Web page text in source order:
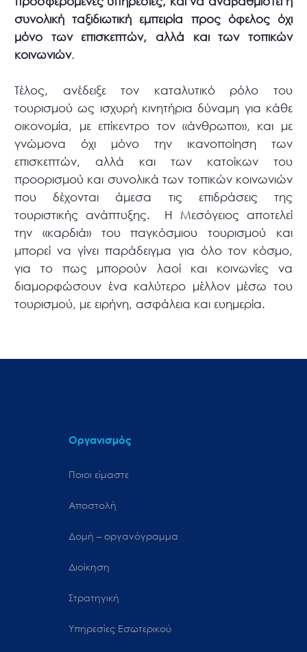
συνολική ταξιδιωτική εμπειρία προς όφελος όχι
μόνο των επισκεπτών, αλλά και των τοπικών
κοινωνιών.
Τέλος, ανέδειξε τον καταλυτικό ρόλο του
τουρισμού ως ισχυρή κινητήρια δύναμη για κάθε
οικονομία, με επίκεντρο τον «άνθρωπο», και με
γνώμονα όχι μόνο την ικανοποίηση των
επισκεπτών, αλλά και των κατοίκων του
προορισμού και συνολικά των τοπικών κοινωνιών
που δέχονται άμεσα τις επιδράσεις της
τουριστικής ανάπτυξης. Η Μεσόγειος αποτελεί
την «καρδιά» του παγκόσμιου τουρισμού και
μπορεί να γίνει παράδειγμα για όλο τον κόσμο,
για το πως μπορούν λαοί και κοινωνίες να
διαμορφώσουν ένα καλύτερο μέλλον μέσω του
τουρισμού, με ειρήνη, ασφάλεια και ευημερία.
Οργανισμός
Ποιοι είμαστε
Αποστολή
Δομή – οργανόγραμμα
Διοίκηση
Στρατηγική
Υπηρεσίες Εσωτερικού